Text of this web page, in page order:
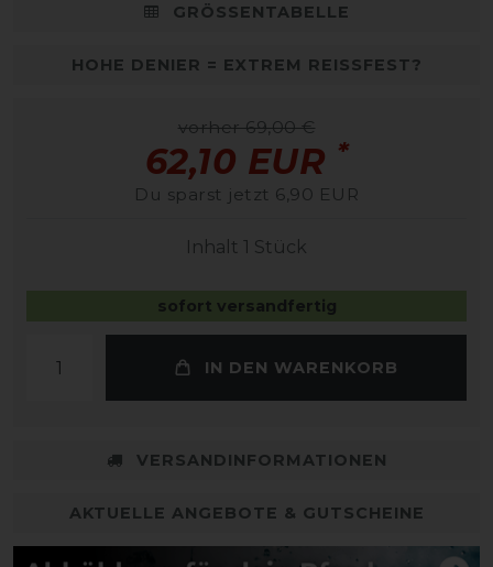
GRÖSSENTABELLE
HOHE DENIER = EXTREM REISSFEST?
vorher 69,00 €
62,10 EUR *
Du sparst jetzt 6,90 EUR
Inhalt 1 Stück
sofort versandfertig
IN DEN WARENKORB
VERSANDINFORMATIONEN
AKTUELLE ANGEBOTE & GUTSCHEINE